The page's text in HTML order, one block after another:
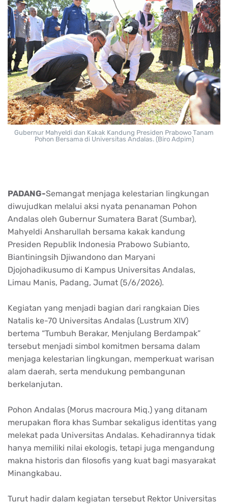
Gubernur Mahyeldi dan Kakak Kandung Presiden Prabowo Tanam
Pohon Bersama di Universitas Andalas. (Biro Adpim)
PADANG-Semangat menjaga kelestarian lingkungan
diwujudkan melalui aksi nyata penanaman Pohon
Andalas oleh Gubernur Sumatera Barat (Sumbar),
Mahyeldi Ansharullah bersama kakak kandung
Presiden Republik Indonesia Prabowo Subianto,
Biantiningsih Djiwandono dan Maryani
Djojohadikusumo di Kampus Universitas Andalas,
Limau Manis, Padang, Jumat (5/6/2026).
Kegiatan yang menjadi bagian dari rangkaian Dies
Natalis ke-70 Universitas Andalas (Lustrum XIV)
bertema “Tumbuh Berakar, Menjulang Berdampak”
tersebut menjadi simbol komitmen bersama dalam
menjaga kelestarian lingkungan, memperkuat warisan
alam daerah, serta mendukung pembangunan
berkelanjutan.
Pohon Andalas (Morus macroura Miq.) yang ditanam
merupakan flora khas Sumbar sekaligus identitas yang
melekat pada Universitas Andalas. Kehadirannya tidak
hanya memiliki nilai ekologis, tetapi juga mengandung
makna historis dan filosofis yang kuat bagi masyarakat
Minangkabau.
Turut hadir dalam kegiatan tersebut Rektor Universitas